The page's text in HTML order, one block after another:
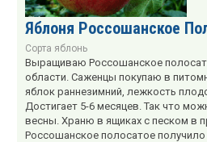
Яблоня Россошанское
Сорта яблонь
Выращиваю Россошанское
области. Саженцы покупаю в
яблок раннезимний, лежкость
Достигает 5-6 месяцев. Так что
весны. Храню в ящиках с песком в
Россошанское полосатое получило